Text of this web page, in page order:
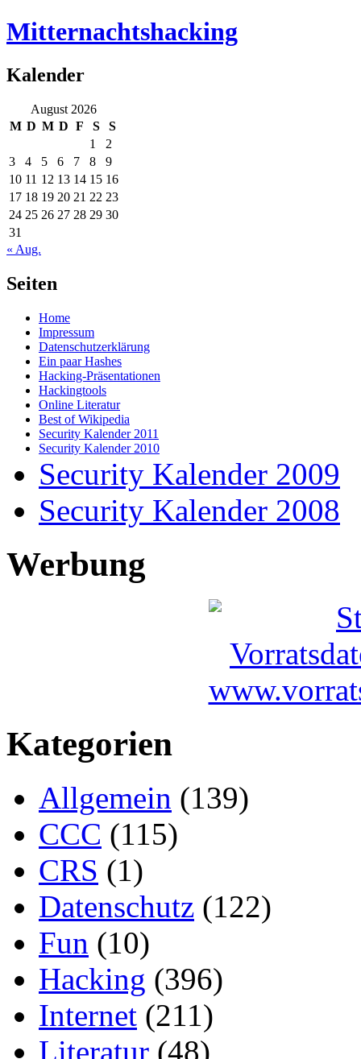
Mitternachtshacking
Kalender
August 2026
M D M D F S
S
1
2
3
4 5 6 7 8
9
10 11 12 13 14 15 16
17 18 19 20 21 22 23
24 25 26 27 28 29 30
31
« Aug.
Seiten
Home
Impressum
Datenschutzerklärung
Ein paar Hashes
Hacking-Präsentationen
Hackingtools
Online Literatur
Best of Wikipedia
Security Kalender 2011
Security Kalender 2010
Security Kalender 2009
Security Kalender 2008
Werbung
Kategorien
Allgemein (139)
CCC (115)
CRS (1)
Datenschutz (122)
Fun (10)
Hacking (396)
Internet (211)
Literatur (48)